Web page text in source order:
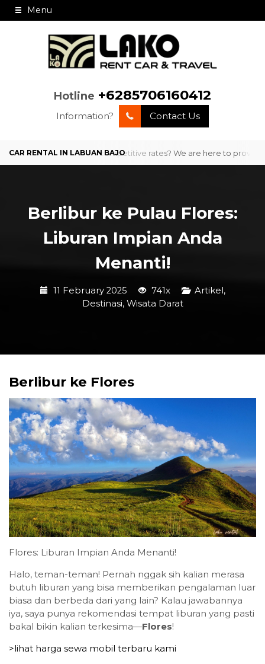
Menu
Hotline +6285706160412
Information? Contact Us
service and competitive rates? We are here to provide
Berlibur ke Pulau Flores:
Liburan Impian Anda
Menanti!
11 February 2025 741x Artikel,
Destinasi, Wisata Darat
Berlibur ke Flores
Flores: Liburan Impian Anda Menanti!
Halo, teman-teman! Pernah nggak sih kalian merasa
butuh liburan yang bisa memberikan pengalaman luar
biasa dan berbeda dari yang lain? Kalau jawabannya
iya, saya punya rekomendasi tempat liburan yang pasti
bakal bikin kalian terkesima—Flores!
>lihat harga sewa mobil terbaru kami